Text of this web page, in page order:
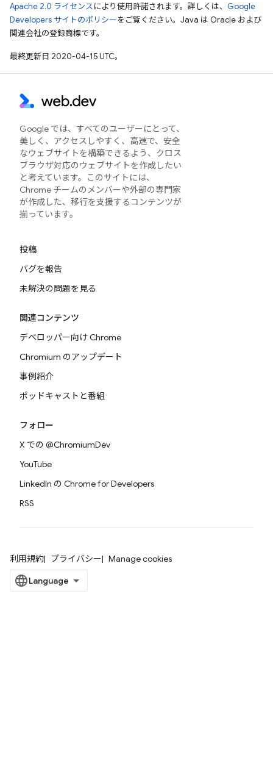
Apache 2.0 ライセンスにより使用許諾されます。詳しくは、 Google
Developers サイトのポリシーをご覧ください。Java は Oracle および
関連会社の登録商標です。
最終更新日 2020-04-15 UTC。
Google では、すべてのユーザーにとって、
美しく、アクセスしやすく、高速で、安全
なウェブサイトを構築できるよう、クロス
ブラウザ対応のウェブサイトを作成したい
と考えています。このサイトには、
Chrome チームのメンバーや外部の専門家
が作成した、移行を支援するコンテンツが
揃っています。
投稿
バグを報告
未解決の問題を見る
関連コンテンツ
デベロッパー向け Chrome
Chromium のアップデート
事例紹介
ポッドキャストと番組
フォロー
X での @ChromiumDev
YouTube
LinkedIn の Chrome for Developers
RSS
利用規約 プライバシー Manage cookies